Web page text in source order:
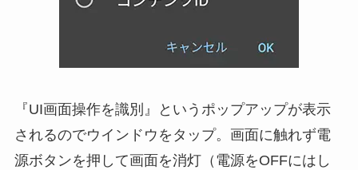
『UI画面操作を識別』というポップアップが表示
されるのでウインドウをタップ。画面に触れず電
源ボタンを押して画面を消灯（電源をOFFにはし